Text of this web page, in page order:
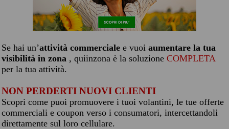
Se hai un’attività commerciale e vuoi aumentare la tua
visibilità in zona , quiinzona è la soluzione COMPLETA
per la tua attività.
NON PERDERTI NUOVI CLIENTI
Scopri come puoi promuovere i tuoi volantini, le tue offerte
commerciali e coupon verso i consumatori, intercettandoli
direttamente sul loro cellulare.